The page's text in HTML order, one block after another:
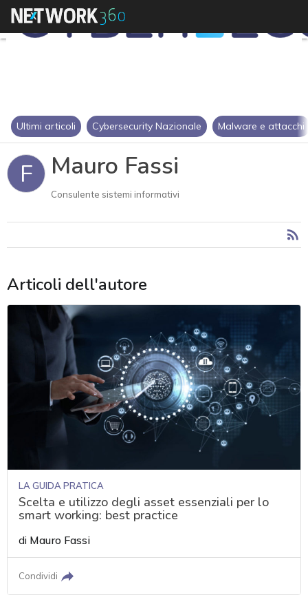
Ultimi articoli Cybersecurity Nazionale Malware e attacchi
F Mauro Fassi
Consulente sistemi informativi
Articoli dell'autore
LA GUIDA PRATICA
Scelta e utilizzo degli asset essenziali per lo
smart working: best practice
di Mauro Fassi
Condividi